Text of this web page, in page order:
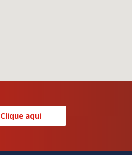
Clique aqui